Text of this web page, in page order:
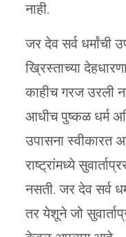
नाही.
जर देव सर्व धर्मांची
ख्रिस्ताच्या
काहीच गरज उरली
आधीच पुष्कळ धर्म
उपासना स्वीकारत
राष्ट्रांमध्ये
नसती. जर देव सर्व
तर येशूने जो